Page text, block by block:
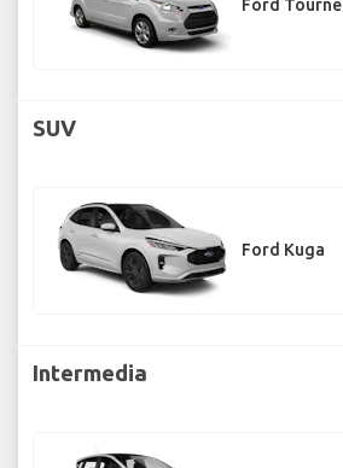
Ford
SUV
Ford Kuga
Intermedia